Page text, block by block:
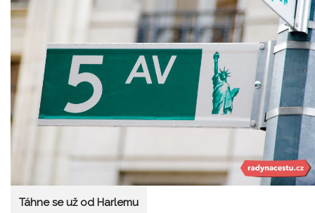
Táhne se už od Harlemu